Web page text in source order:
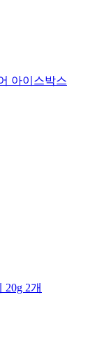
아이스박스
20g 2개